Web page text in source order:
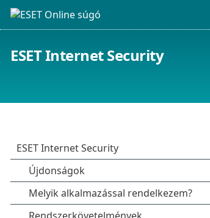
ESET Internet Security